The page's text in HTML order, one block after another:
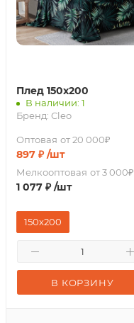
Плед 150х200
В наличии: 1
Бренд: Cleo
Оптовая от 20 000₽
897 ₽ /шт
Мелкооптовая от 3 000₽
1 077 ₽ /шт
В КОРЗИНУ
150х200